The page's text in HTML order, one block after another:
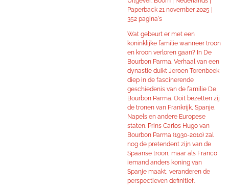
Paperback 21 november 2025 |
352 pagina's
Wat gebeurt er met een
koninklijke familie wanneer troon
en kroon verloren gaan? In De
Bourbon Parma. Verhaal van een
dynastie duikt Jeroen Torenbeek
diep in de fascinerende
geschiedenis van de familie De
Bourbon Parma. Ooit bezetten zij
de tronen van Frankrijk, Spanje,
Napels en andere Europese
staten. Prins Carlos Hugo van
Bourbon Parma (1930-2010) zal
nog de pretendent zijn van de
Spaanse troon, maar als Franco
iemand anders koning van
Spanje maakt, veranderen de
perspectieven definitief.